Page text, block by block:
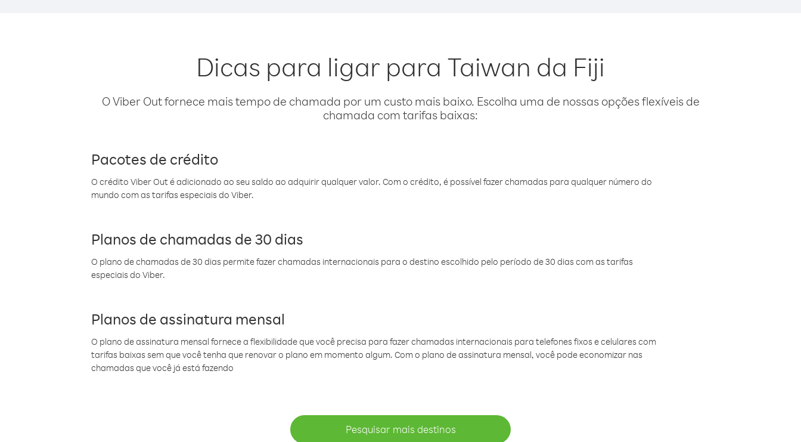
Dicas para ligar para Taiwan da Fiji
O Viber Out fornece mais tempo de chamada por um custo mais baixo. Escolha uma de nossas opções flexíveis de
chamada com tarifas baixas:
Pacotes de crédito
O crédito Viber Out é adicionado ao seu saldo ao adquirir qualquer valor. Com o crédito, é possível fazer chamadas para qualquer número do
mundo com as tarifas especiais do Viber.
Planos de chamadas de 30 dias
O plano de chamadas de 30 dias permite fazer chamadas internacionais para o destino escolhido pelo período de 30 dias com as tarifas
especiais do Viber.
Planos de assinatura mensal
O plano de assinatura mensal fornece a flexibilidade que você precisa para fazer chamadas internacionais para telefones fixos e celulares com
tarifas baixas sem que você tenha que renovar o plano em momento algum. Com o plano de assinatura mensal, você pode economizar nas
chamadas que você já está fazendo
Pesquisar mais destinos